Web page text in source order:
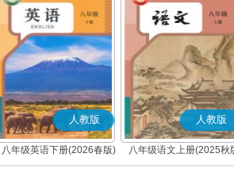
人教版
八年级英语下册(2026春版)
人教版
八年级语文上册(2025秋
(部编版)